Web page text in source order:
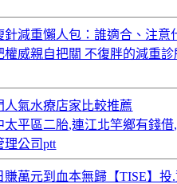
針減重懶人包：誰適合、注意
權威親自把關 不復胖的減重診
人氣水療店家比較推薦
太平區二胎,連江北竿鄉有錢
理公司ptt
賺萬元到血本無歸【TISE】投